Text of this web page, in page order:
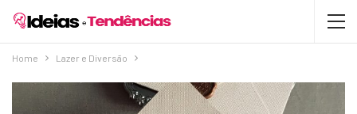
Home Lazer e Diversão